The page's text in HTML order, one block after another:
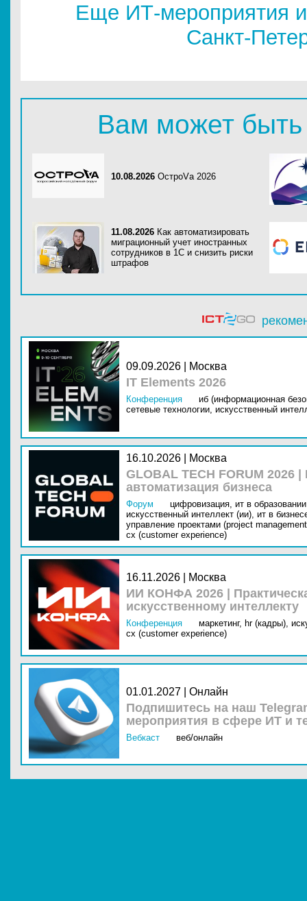
Еще ИТ-мероприятия
Санкт-
Вам может быть
10.08.2026 ОстроVа 2026
11.08.2026 Как автоматизировать
миграционный учет иностранных
сотрудников в 1С и снизить риски
штрафов
09.09.2026 | Москва
IT Elements 2026
Конференция
иб (информационная
сетевые технологии, искусственный
16.10.2026 | Москва
GLOBAL TECH FORUM
автоматизация бизнеса
Форум цифровизация, ит в
искусственный интеллект (ии), ит в
управление проектами (project
cx (customer experience)
16.11.2026 | Москва
ИИ КОНФА 2026 |
искусственному интеллекту
Конференция маркетинг, hr (кадры),
cx (customer experience)
01.01.2027 | Онлайн
Подпишитесь на наш
мероприятия в сфере ИТ и
Вебкаст веб/онлайн